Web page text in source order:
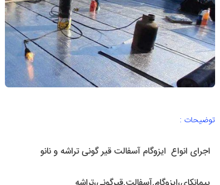
توضیحات :
اجرای انواع ایزوگام آسفالت قیر گونی تراشه و نانو